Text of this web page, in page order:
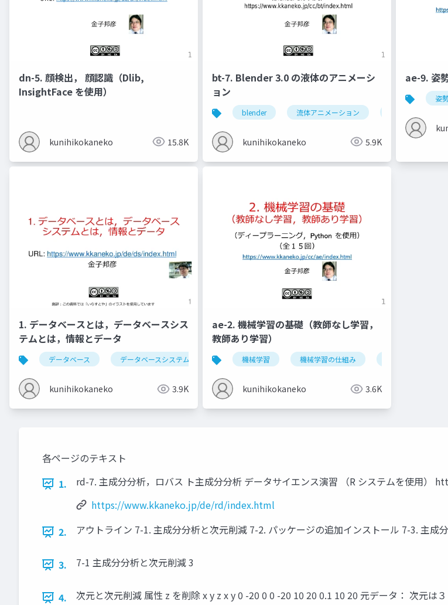
dn-5. 顔検出， 顔認識（Dlib,
InsightFace を使用）
kunihikokaneko 15.8K
bt-7. Blender 3.0 の液体のアニメーシ
ョン
blender 流体アニメーション
kunihikokaneko 5.9K
ae-9. 姿
姿
1. データベースとは，データベースシス
テムとは，情報とデータ
データベース データベースシステム 情報とデータ データの種類 オープンデータ
kunihikokaneko 3.9K
ae-2. 機械学習の基礎（教師なし学習，
教師あり学習）
機械学習 機械学習の仕組み
kunihikokaneko 3.6K
各ページのテキスト
1.
rd-7. 主成分分析，ロバス ト主成分分析 データサイエンス演習 （R システムを使用
https://www.kkaneko.jp/de/rd/index.html
2.
アウトライン 7-1. 主成分分析と次元削減 7-2. パッケージの追加インストール 7-3. 主成
3. 7-1 主成分分析と次元削減 3
4. 次元と次元削減 属性 z を削除 x y z x y 0 -20 0 0 -20 10 20 0.1 10 20 元データ： 次元は